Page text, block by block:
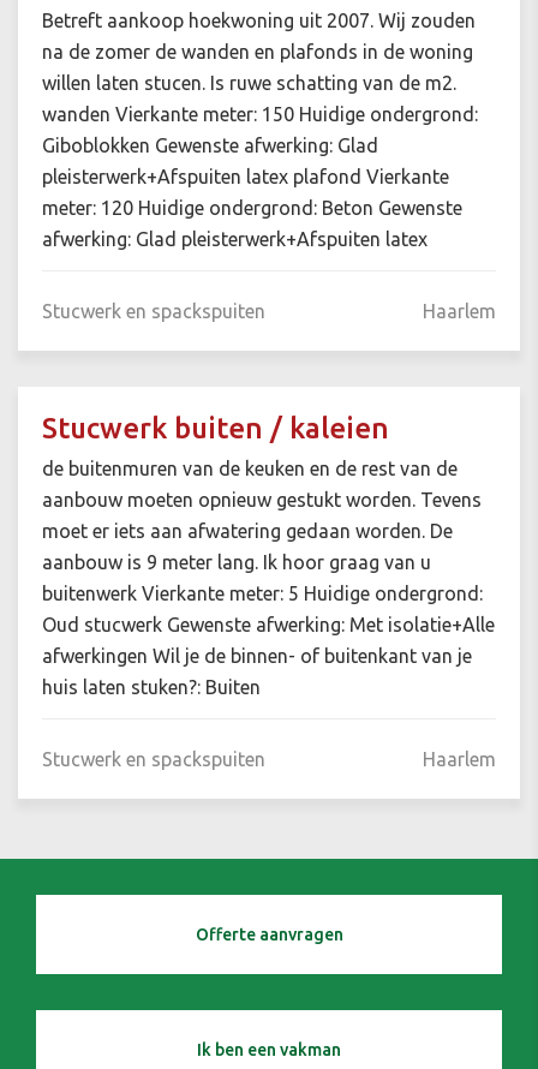
Betreft aankoop hoekwoning uit 2007. Wij zouden
na de zomer de wanden en plafonds in de woning
willen laten stucen. Is ruwe schatting van de m2.
wanden Vierkante meter: 150 Huidige ondergrond:
Giboblokken Gewenste afwerking: Glad
pleisterwerk+Afspuiten latex plafond Vierkante
meter: 120 Huidige ondergrond: Beton Gewenste
afwerking: Glad pleisterwerk+Afspuiten latex
Stucwerk en spackspuiten Haarlem
Stucwerk buiten / kaleien
de buitenmuren van de keuken en de rest van de
aanbouw moeten opnieuw gestukt worden. Tevens
moet er iets aan afwatering gedaan worden. De
aanbouw is 9 meter lang. Ik hoor graag van u
buitenwerk Vierkante meter: 5 Huidige ondergrond:
Oud stucwerk Gewenste afwerking: Met isolatie+Alle
afwerkingen Wil je de binnen- of buitenkant van je
huis laten stuken?: Buiten
Stucwerk en spackspuiten Haarlem
Offerte aanvragen
Ik ben een vakman